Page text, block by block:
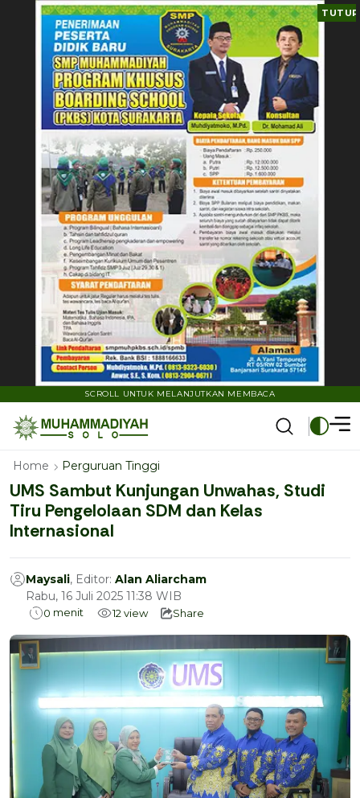
TUTUP
SCROLL UNTUK MELANJUTKAN MEMBACA
Home Perguruan Tinggi
UMS Sambut Kunjungan Unwahas, Studi
Tiru Pengelolaan SDM dan Kelas
Internasional
Maysali, Editor: Alan Aliarcham
Rabu, 16 Juli 2025 11:38 WIB
0 menit 12 view Share